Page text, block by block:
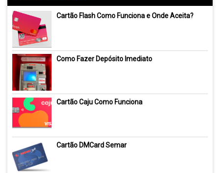
Cartão Flash Como Funciona e Onde Aceita?
Como Fazer Depósito Imediato
Cartão Caju Como Funciona
Cartão DMCard Semar